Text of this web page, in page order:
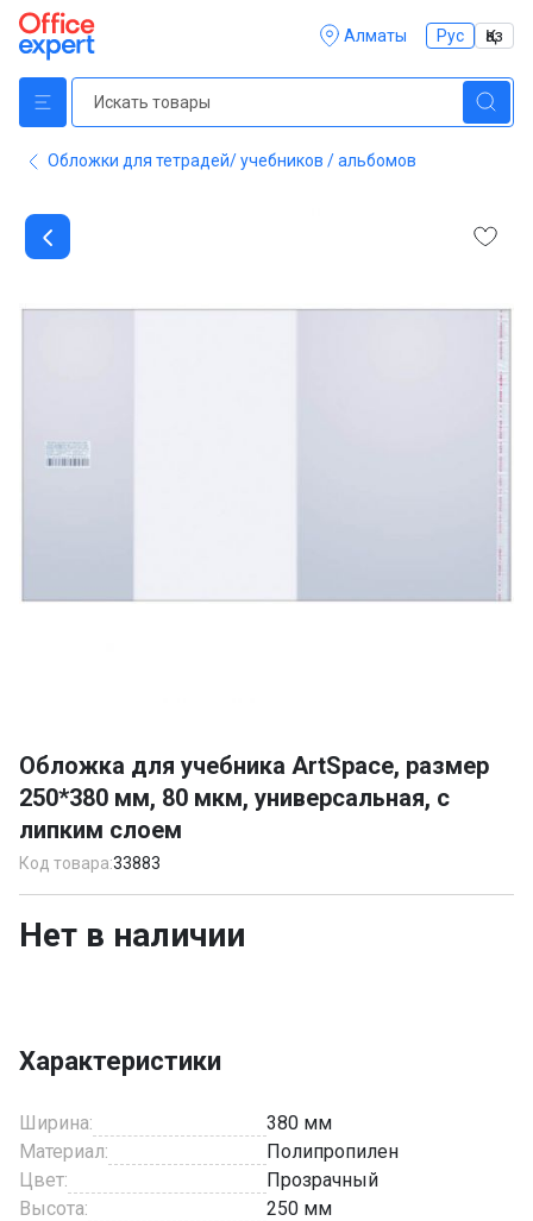
Алматы Рус Қаз
Обложки для тетрадей/ учебников / альбомов
of
1
Обложка для учебника ArtSpace, размер
250*380 мм, 80 мкм, универсальная, с
липким слоем
Код товара:33883
Нет в наличии
Характеристики
Ширина:
380 мм
Материал:
Полипропилен
Цвет:
Прозрачный
Высота:
250 мм